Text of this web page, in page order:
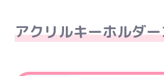
Music
アクリルキーホルダ